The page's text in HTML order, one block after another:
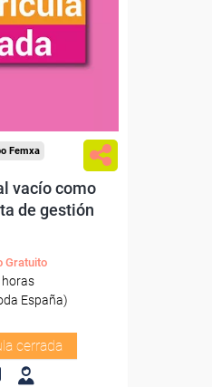
Femxa
vacío como
de gestión
Gratuito
España)
cerrada